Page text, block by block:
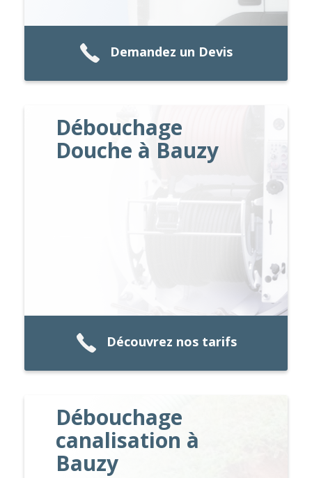
Demandez un Devis
Débouchage
Douche à Bauzy
Découvrez nos tarifs
Débouchage
canalisation à
Bauzy